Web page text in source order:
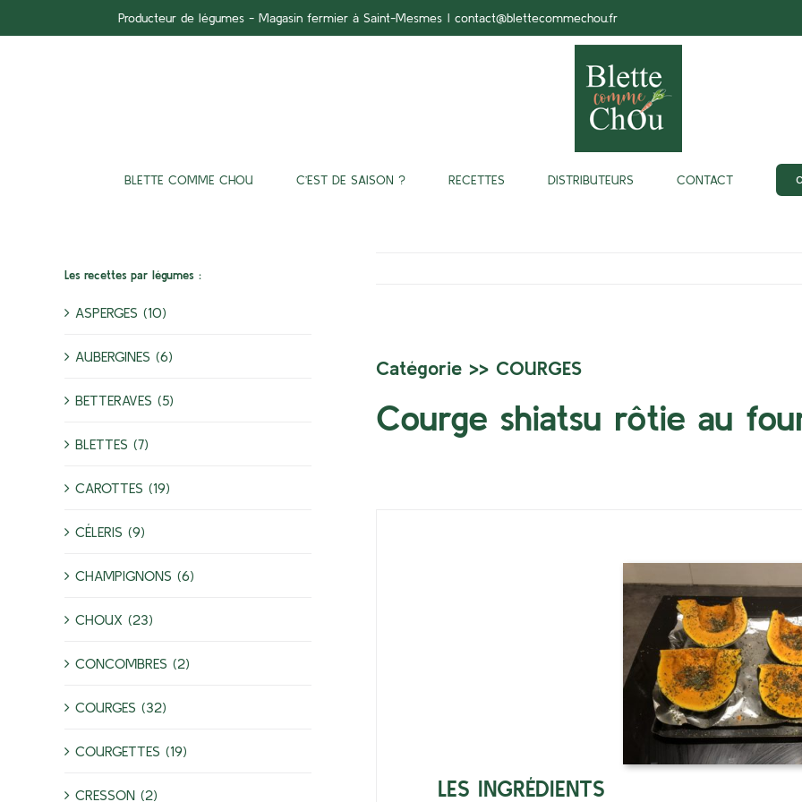
au
Producteur de légumes - Magasin fermier à Saint-Mesmes | contact@blettecommechou.fr
BLETTE COMME CHOU C’EST DE SAISON ? RECETTES DISTRIBUTEURS CONTACT
Catégorie >> COURGES
Courge shiatsu rôtie au
LES INGRÉDIENTS
Les recettes par légumes :
ASPERGES (10)
AUBERGINES (6)
BETTERAVES (5)
BLETTES (7)
CAROTTES (19)
CÉLERIS (9)
CHAMPIGNONS (6)
CHOUX (23)
CONCOMBRES (2)
COURGES (32)
COURGETTES (19)
CRESSON (2)